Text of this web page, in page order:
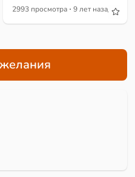
2993 просмотра · 9 лет назад